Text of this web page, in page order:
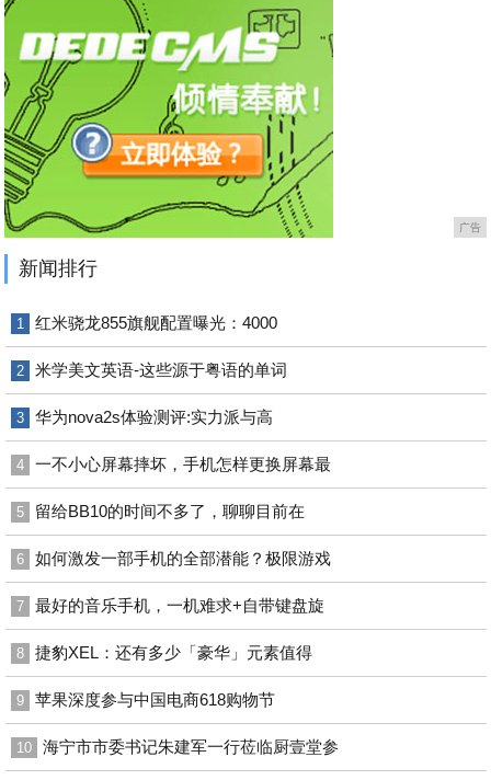
广告
新闻排行
1 红米骁龙855旗舰配置曝光：4000
2 米学美文英语-这些源于粤语的单词
3 华为nova2s体验测评:实力派与高
4 一不小心屏幕摔坏，手机怎样更换屏幕最
5 留给BB10的时间不多了，聊聊目前在
6 如何激发一部手机的全部潜能？极限游戏
7 最好的音乐手机，一机难求+自带键盘旋
8 捷豹XEL：还有多少「豪华」元素值得
9 苹果深度参与中国电商618购物节
10 海宁市市委书记朱建军一行莅临厨壹堂参